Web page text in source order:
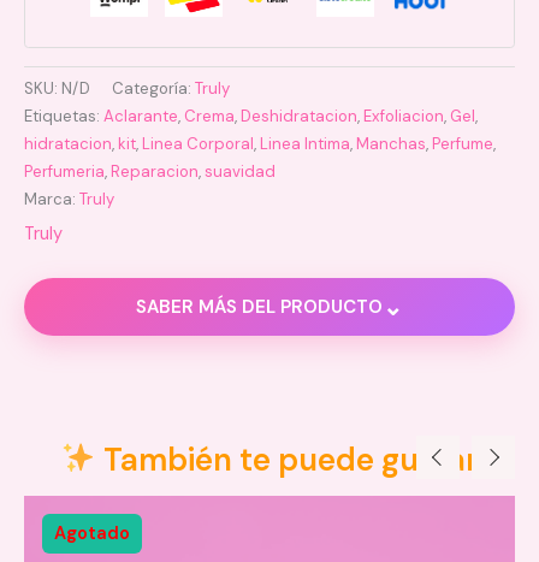
SKU: N/D Categoría: Truly
Etiquetas: Aclarante, Crema, Deshidratacion, Exfoliacion, Gel,
hidratacion, kit, Linea Corporal, Linea Intima, Manchas, Perfume,
Perfumeria, Reparacion,suavidad
Marca: Truly
Truly
SABER MÁS DEL PRODUCTO ⌄
Valoraciones (0)También te puede gustar
Agotado